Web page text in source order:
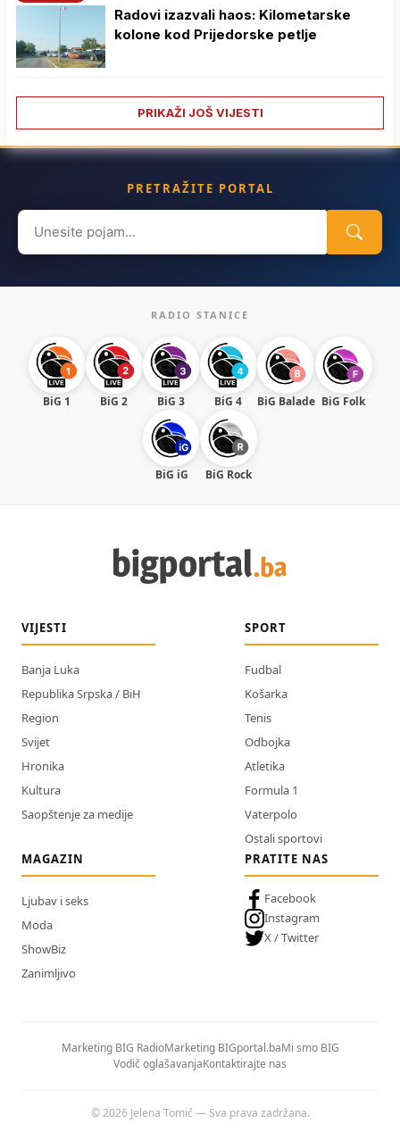
Radovi izazvali haos: Kilometarske
kolone kod Prijedorske petlje
PRIKAŽI JOŠ VIJESTI
PRETRAŽITE PORTAL
Search
for:
RADIO STANICE
BiG 1 BiG 2 BiG 3 BiG 4 BiG Balade BiG Folk
BiG iG BiG Rock
VIJESTI
Banja Luka
Republika Srpska / BiH
Region
Svijet
Hronika
Kultura
Saopštenje za medije
SPORT
Fudbal
Košarka
Tenis
Odbojka
Atletika
Formula 1
Vaterpolo
Ostali sportovi
MAGAZIN
Ljubav i seks
Moda
ShowBiz
Zanimljivo
PRATITE NAS
Facebook
Instagram
X / Twitter
Marketing BIG RadioMarketing BIGportal.baMi smo BIG
Vodič oglašavanjaKontaktirajte nas
© 2026 Jelena Tomić — Sva prava zadržana.